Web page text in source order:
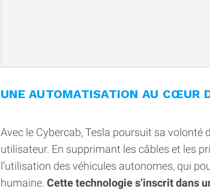
UNE AUTOMATISATION AU CŒUR
Avec le Cybercab, Tesla poursuit sa volonté
utilisateur. En supprimant les câbles et les
l’utilisation des véhicules autonomes, qui
humaine. Cette technologie s’inscrit dans